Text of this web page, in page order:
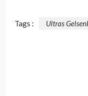
Tags : Ultras